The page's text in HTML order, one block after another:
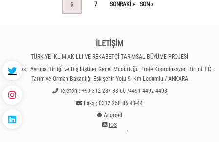
6 7 SONRAKI » SON »
İLETİŞİM
TÜRKİYE İKLİM AKILLI VE REKABETÇİ TARIMSAL BÜYÜME PROJESİ
Adres : Avrupa Birliği ve Dış İlişkiler Genel Müdürlüğü Proje Koordinasyon Birimi T.C.
Tarım ve Orman Bakanlığı Eskişehir Yolu 9. Km Lodumlu / ANKARA
Telefon : +90 312 287 33 60 /4491-4492-4493
Faks : 0312 258 86 43-44
Android
IOS